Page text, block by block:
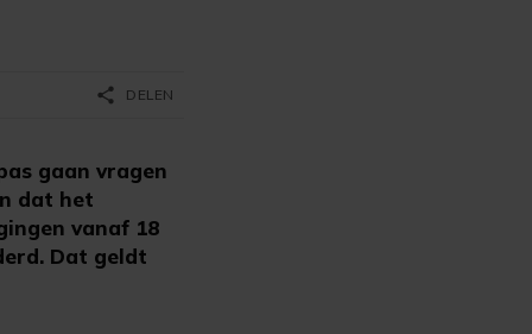
gaan vragen
dat het
vanaf 18
Dat geldt
share DELEN